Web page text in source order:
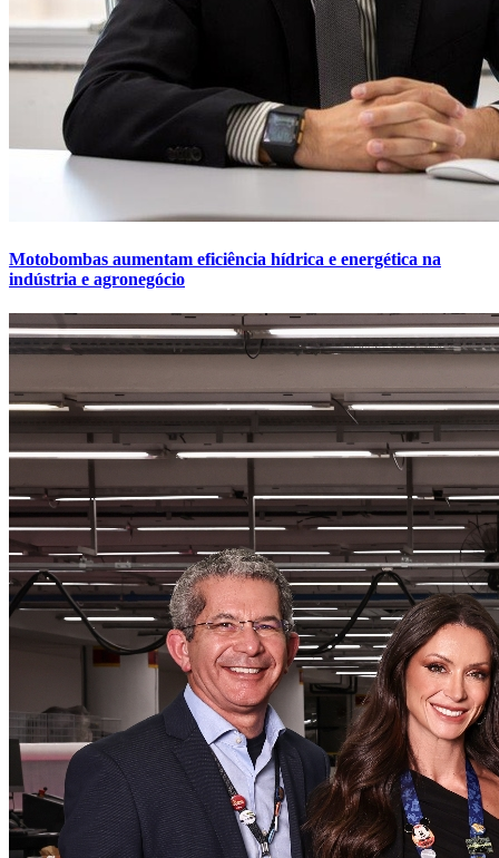
Motobombas aumentam eficiência hídrica e energética na
indústria e agronegócio